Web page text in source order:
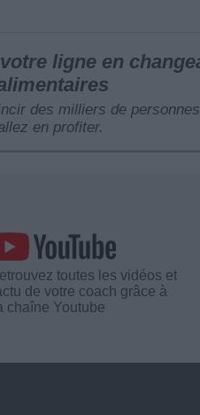
ligne en
des milliers de
en profiter.
toutes les vidéos et
de votre coach grâce à
chaîne Youtube